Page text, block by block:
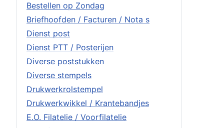
Bestellen op Zondag
Briefhoofden / Facturen / Nota s
Dienst post
Dienst PTT / Posterijen
Diverse poststukken
Diverse stempels
Drukwerkrolstempel
Drukwerkwikkel / Krantebandjes
E.O. Filatelie / Voorfilatelie